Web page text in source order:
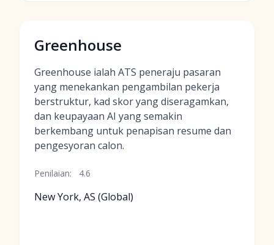
Greenhouse
Greenhouse ialah ATS peneraju pasaran
yang menekankan pengambilan pekerja
berstruktur, kad skor yang diseragamkan,
dan keupayaan AI yang semakin
berkembang untuk penapisan resume dan
pengesyoran calon.
Penilaian: 4.6
New York, AS (Global)